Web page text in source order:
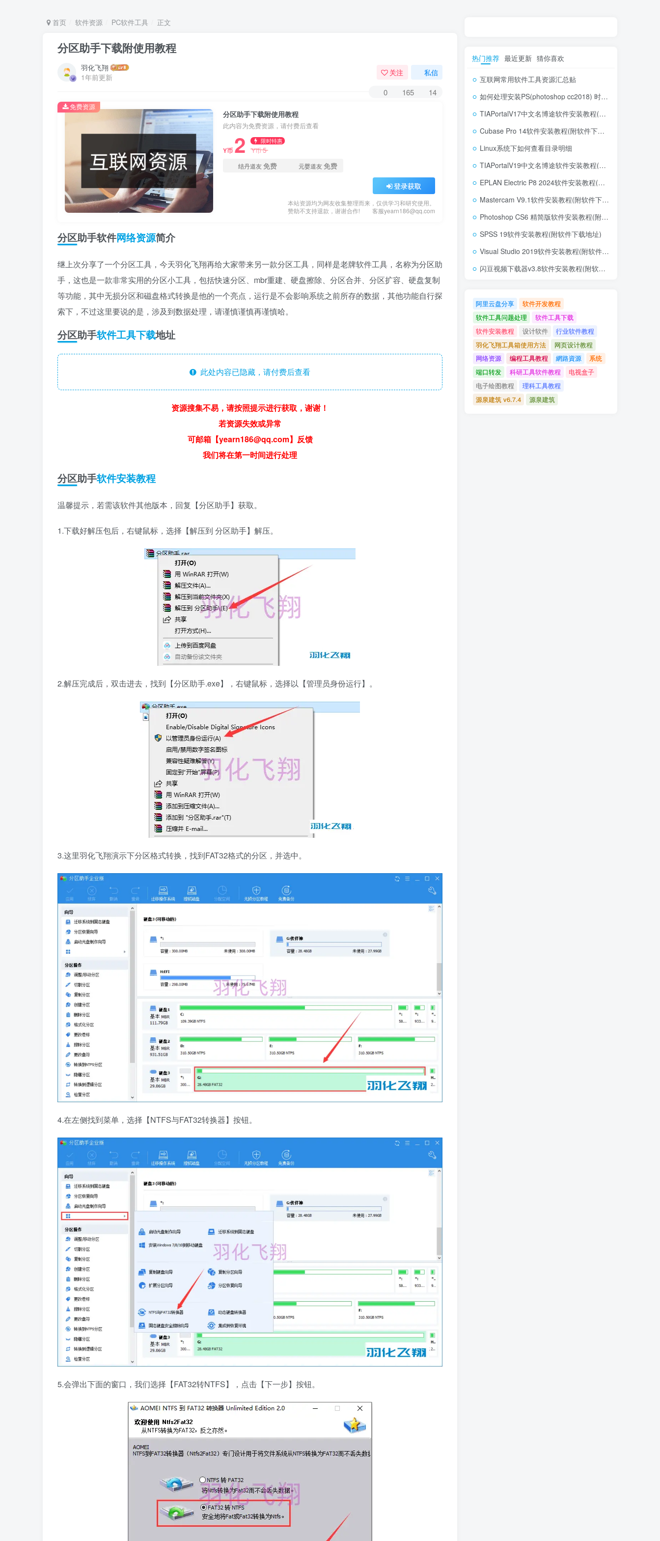
首页 软件资源 PC软件工具 正文
分区助手下载附使用教程
羽化飞翔
1年前更新
关注 私信
0 165 14
分区助手下载附使用教程
此内容为免费资源，请付费后查看
Y币 2 限时特惠
Y币5
结丹道友免费 元婴道友免费
登录获取
本站资源均为网友收集整理而来，仅供学习和研究使用。
赞助不支持退款，谢谢合作!
客服yearn186@qq.com
免费资源
分区助手软件网络资源简介
继上次分享了一个分区工具，今天羽化飞翔再给大家带来另一款分区工具，同样是老牌软件工具，名称为分区助
手，这也是一款非常实用的分区小工具，包括快速分区、mbr重建、硬盘擦除、分区合并、分区扩容、硬盘复制
等功能，其中无损分区和磁盘格式转换是他的一个亮点，运行是不会影响系统之前所存的数据，其他功能自行探
索下，不过这里要说的是，涉及到数据处理，请谨慎谨慎再谨慎哈。
分区助手软件工具下载地址
此处内容已隐藏，请付费后查看
资源搜集不易，请按照提示进行获取，谢谢！
若资源失效或异常
可邮箱【yearn186@qq.com】反馈
我们将在第一时间进行处理
分区助手软件安装教程
温馨提示，若需该软件其他版本，回复【分区助手】获取。
1.下载好解压包后，右键鼠标，选择【解压到 分区助手】解压。
2.解压完成后，双击进去，找到【分区助手.exe】，右键鼠标，选择以【管理员身份运行】。
3.这里羽化飞翔演示下分区格式转换，找到FAT32格式的分区，并选中。
4.在左侧找到菜单，选择【NTFS与FAT32转换器】按钮。
5.会弹出下面的窗口，我们选择【FAT32转NTFS】，点击【下一步】按钮。
热门推荐 最近更新 猜你喜欢
互联网常用软件工具资源汇总贴
如何处理安装PS(photoshop cc2018) 时，提示系统或者IE浏览器需要升级
TIAPortalV17中文名博途软件安装教程(附软件下载地址)
Cubase Pro 14软件安装教程(附软件下载地址)
Linux系统下如何查看目录明细
TIAPortalV19中文名博途软件安装教程(附软件下载地址)
EPLAN Electric P8 2024软件安装教程(附软件下载地址)
Mastercam V9.1软件安装教程(附软件下载地址)
Photoshop CS6 精简版软件安装教程(附软件下载地址)
SPSS 19软件安装教程(附软件下载地址)
Visual Studio 2019软件安装教程(附软件下载地址)
闪豆视频下载器v3.8软件安装教程(附软件下载地址)
阿里云盘分享
软件开发教程
软件工具问题处理
软件工具下载
软件安装教程
设计软件
行业软件教程
羽化飞翔工具箱使用方法
网页设计教程
网络资源
编程工具教程 網路資源
系统
端口转发
科研工具软件教程
电视盒子
电子绘图教程
理科工具教程
源泉建筑 v6.7.4
源泉建筑